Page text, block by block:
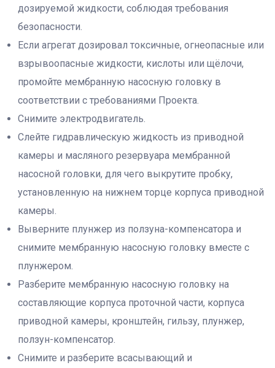
дозируемой жидкости, соблюдая требования
безопасности.
Если агрегат дозировал токсичные, огнеопасные или
взрывоопасные жидкости, кислоты или щёлочи,
промойте мембранную насосную головку в
соответствии с требованиями Проекта.
Снимите электродвигатель.
Слейте гидравлическую жидкость из приводной
камеры и масляного резервуара мембранной
насосной головки, для чего выкрутите пробку,
установленную на нижнем торце корпуса приводной
камеры.
Выверните плунжер из ползуна-компенсатора и
снимите мембранную насосную головку вместе с
плунжером.
Разберите мембранную насосную головку на
составляющие корпуса проточной части, корпуса
приводной камеры, кронштейн, гильзу, плунжер,
ползун-компенсатор.
Снимите и разберите всасывающий и